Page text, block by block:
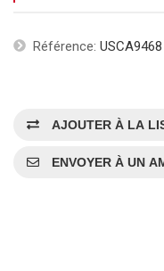
Référence: USCA9468
AJOUTER À LA
ENVOYER À UN